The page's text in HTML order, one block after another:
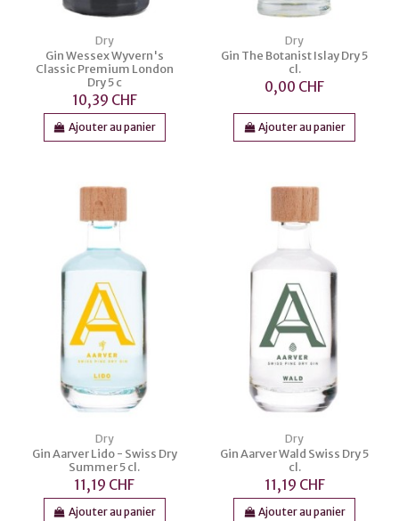
Dry
Gin Wessex Wyvern's
Classic Premium London
Dry 5 c
10,39 CHF
Ajouter au panier
Dry
Gin The Botanist Islay Dry 5
cl.
0,00 CHF
Ajouter au panier
Dry
Gin Aarver Lido - Swiss Dry
Summer 5 cl.
11,19 CHF
Ajouter au panier
Dry
Gin Aarver Wald Swiss Dry 5
cl.
11,19 CHF
Ajouter au panier